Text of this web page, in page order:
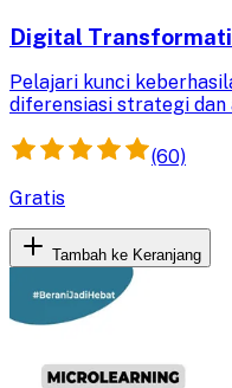
Digital
Pelajari kunci
diferensiasi strategi dan
dunia untuk
(60)
Gratis
Tambah ke Keranjang